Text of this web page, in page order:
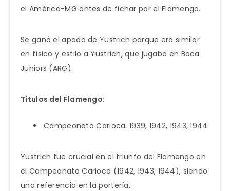
el América-MG antes de fichar por el Flamengo.
Se ganó el apodo de Yustrich porque era similar
en físico y estilo a Yustrich, que jugaba en Boca
Juniors (ARG).
Títulos del Flamengo:
Campeonato Carioca: 1939, 1942, 1943, 1944
Yustrich fue crucial en el triunfo del Flamengo en
el Campeonato Carioca (1942, 1943, 1944), siendo
una referencia en la portería.